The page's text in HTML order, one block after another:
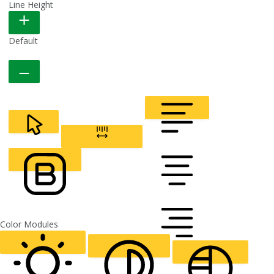
READABLE FONT
Line Height
Default
CURSOR
ALIGN TEXT
FONT WEIGHT
Color Modules